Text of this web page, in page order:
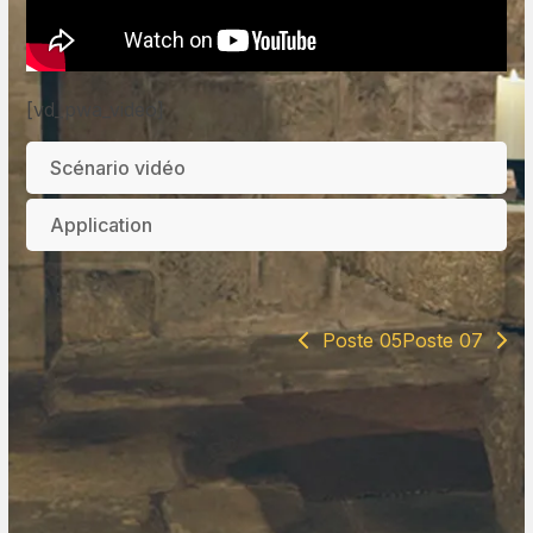
[vd_pwa_video]
Scénario vidéo
Application
Poste 05Poste 07